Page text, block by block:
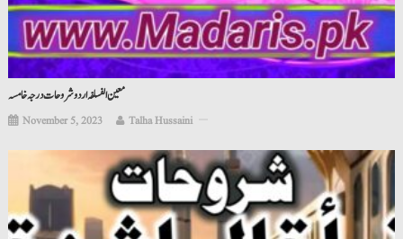
معین الفسلفہ اردو شروحات درجہ خامسہ
November 5, 2023 Talha Hussaini